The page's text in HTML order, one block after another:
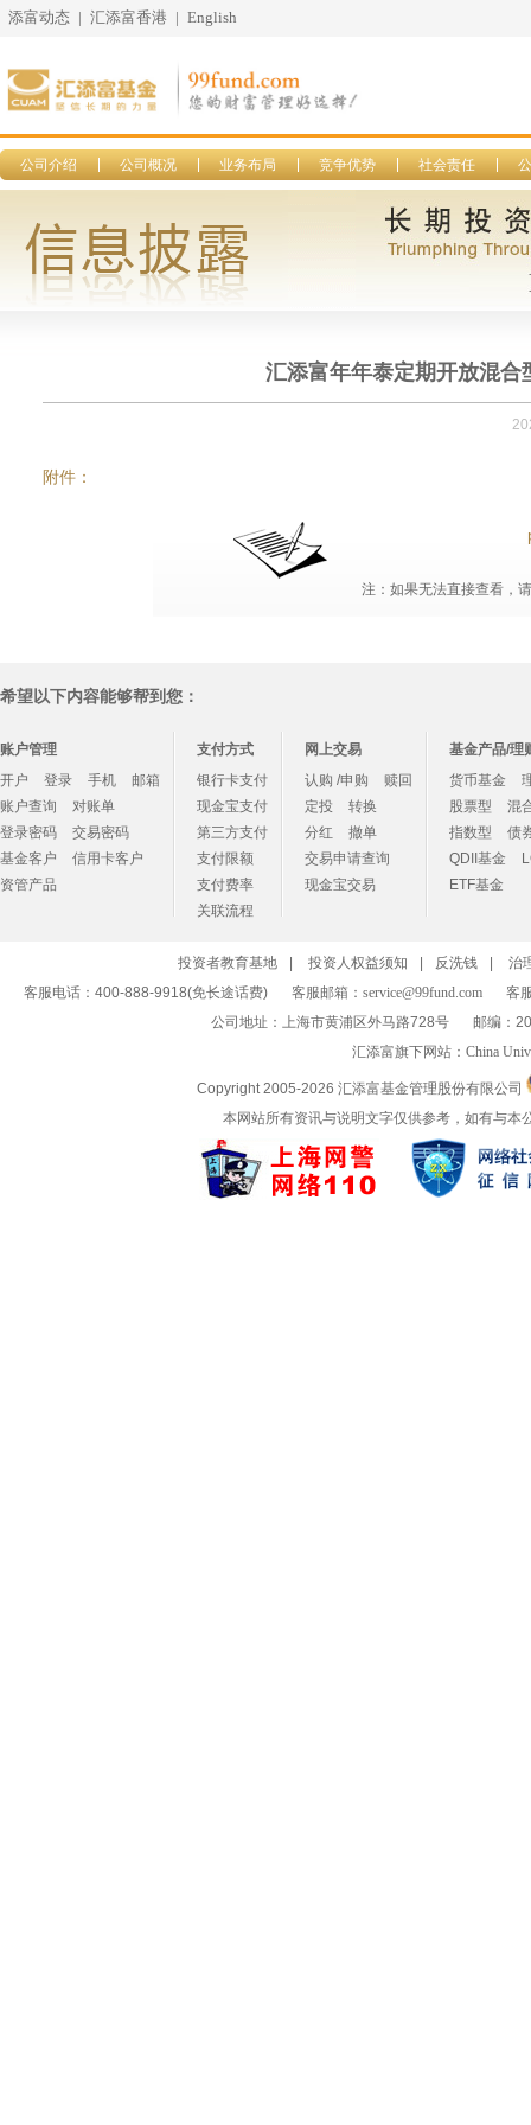
添富动态 | 汇添富香港 | English
公司介绍 公司概况 业务布局 竞争优势 社会责任
汇添富年年泰定期开放混合
附件：
注：如果无法直接查看，
希望以下内容能够帮到您：
账户管理
开户
登录 手机
邮箱
账户查询
对账单
登录密码
交易密码
基金客户
信用卡客户
资管产品
支付方式
银行卡支付
现金宝支付
第三方支付
支付限额
支付费率
关联流程
网上交易
认购 /申购
赎回
定投
转换
分红
撤单
交易申请查询
现金宝交易
基金产品/理
货币基金
股票型
混
指数型
债
QDII基金
ETF基金
投资者教育基地 投资人权益须知 反洗钱
治
客服电话：400-888-9918(免长途话费)
客服邮箱： service@99fund.com
客
公司地址：上海市黄浦区外马路728号
邮编：
汇添富旗下网站： China
Copyright 2005-2026 汇添富基金管理股份有限公司
本网站所有资讯与说明文字仅供参考，如有与本